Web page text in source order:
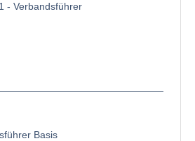
- Verbandsführer
Basis